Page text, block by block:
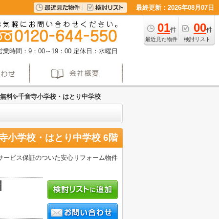
最終更新：2026年08月07日
01件
最近見た物件
00件
検討リスト
業時間：9：00～19：00 定休日：水曜日
料✨️千音寺小学校・はとり中学校
小学校・はとり中学校 6階
ビス保証のついた安心リフォーム物件